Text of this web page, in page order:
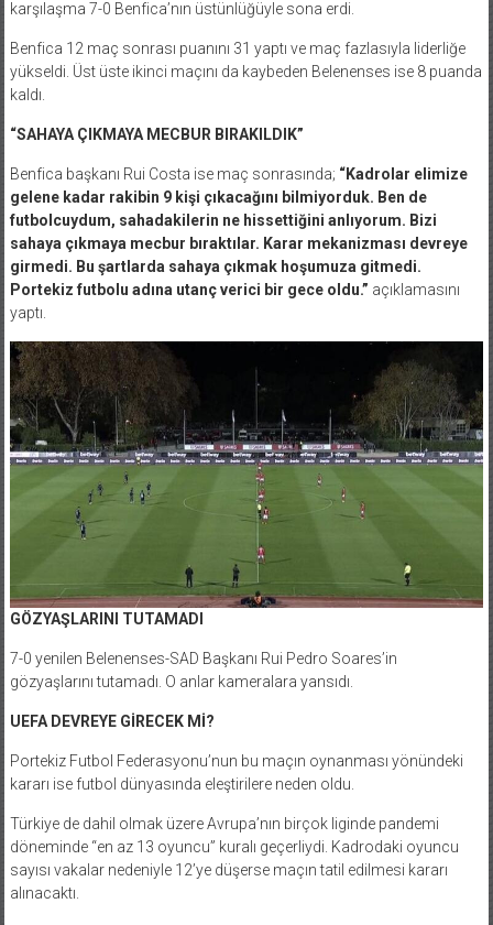
karşılaşma 7-0 Benfica’nın üstünlüğüyle sona erdi.
Benfica 12 maç sonrası puanını 31 yaptı ve maç fazlasıyla liderliğe
yükseldi. Üst üste ikinci maçını da kaybeden Belenenses ise 8 puanda
kaldı.
“SAHAYA ÇIKMAYA MECBUR BIRAKILDIK”
Benfica başkanı Rui Costa ise maç sonrasında; “Kadrolar elimize
gelene kadar rakibin 9 kişi çıkacağını bilmiyorduk. Ben de
futbolcuydum, sahadakilerin ne hissettiğini anlıyorum. Bizi
sahaya çıkmaya mecbur bıraktılar. Karar mekanizması devreye
girmedi. Bu şartlarda sahaya çıkmak hoşumuza gitmedi.
Portekiz futbolu adına utanç verici bir gece oldu.” açıklamasını
yaptı.
GÖZYAŞLARINI TUTAMADI
7-0 yenilen Belenenses-SAD Başkanı Rui Pedro Soares’in
gözyaşlarını tutamadı. O anlar kameralara yansıdı.
UEFA DEVREYE GİRECEK Mİ?
Portekiz Futbol Federasyonu’nun bu maçın oynanması yönündeki
kararı ise futbol dünyasında eleştirilere neden oldu.
Türkiye de dahil olmak üzere Avrupa’nın birçok liginde pandemi
döneminde “en az 13 oyuncu” kuralı geçerliydi. Kadrodaki oyuncu
sayısı vakalar nedeniyle 12’ye düşerse maçın tatil edilmesi kararı
alınacaktı.